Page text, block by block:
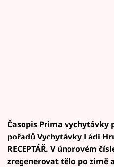
Časopis Prima vychytávky
pořadů Vychytávky Ládi
RECEPTÁŘ. V únorovém
zregenerovat tělo po zimě